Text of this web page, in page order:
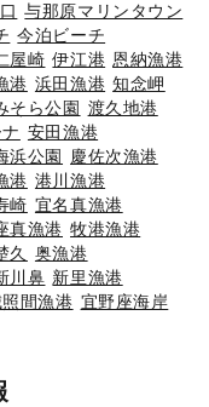
与那原マリンタウン
今泊ビーチ
屋崎 伊江港 恩納漁港
港 浜田漁港 知念岬
そら公園 渡久地港
安田漁港
浜公園
慶佐次漁港
港 港川漁港
崎 宜名真漁港
真漁港 牧港漁港
久
奥漁港
川鼻 新里漁港
間漁港 宜野座海岸